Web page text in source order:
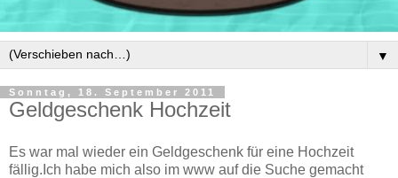
▼
Sonntag, 18. September 2011
Geldgeschenk Hochzeit
Es war mal wieder ein Geldgeschenk für eine Hochzeit
fällig.Ich habe mich also im www auf die Suche gemacht